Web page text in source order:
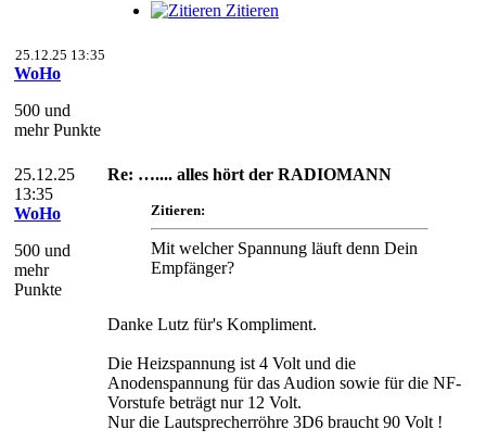
Zitieren
25.12.25 13:35
WoHo
500 und
mehr Punkte
25.12.25
13:35
WoHo
500 und
mehr
Punkte
Re: ….... alles hört der RADIOMANN
Zitieren:
Mit welcher Spannung läuft denn Dein
Empfänger?
Danke Lutz für's Kompliment.
Die Heizspannung ist 4 Volt und die
Anodenspannung für das Audion sowie für die NF-
Vorstufe beträgt nur 12 Volt.
Nur die Lautsprecherröhre 3D6 braucht 90 Volt !